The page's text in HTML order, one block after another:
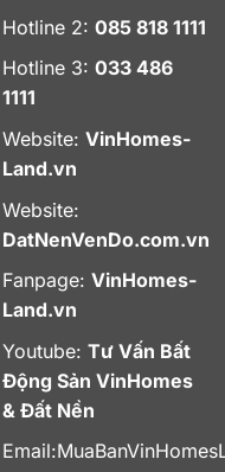
Hotline 2: 085 818 1111
Hotline 3: 033 486
1111
Website: VinHomes-
Land.vn
Website:
DatNenVenDo.com.vn
Fanpage: VinHomes-
Land.vn
Youtube: Tư Vấn Bất
Động Sản VinHomes
& Đất Nền
Email: